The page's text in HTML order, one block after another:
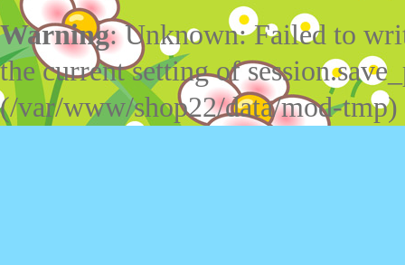
Warning: Unknown: Failed to
the current setting of
(/var/www/shop22/data/mod-